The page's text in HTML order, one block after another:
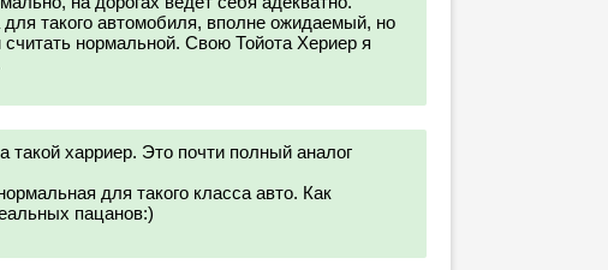
такого автомобиля, вполне ожидаемый, но
нормальной. Свою Тойота Хериер я
такой харриер. Это почти полный аналог
для такого класса авто. Как
пацанов:)